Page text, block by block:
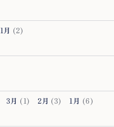
1月 (2)
3月 (1) 2月 (3) 1月 (6)